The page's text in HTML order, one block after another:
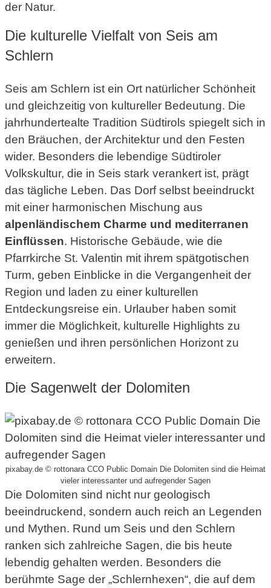
der Natur.
Die kulturelle Vielfalt von Seis am
Schlern
Seis am Schlern ist ein Ort natürlicher Schönheit
und gleichzeitig von kultureller Bedeutung. Die
jahrhundertealte Tradition Südtirols spiegelt sich in
den Bräuchen, der Architektur und den Festen
wider. Besonders die lebendige Südtiroler
Volkskultur, die in Seis stark verankert ist, prägt
das tägliche Leben. Das Dorf selbst beeindruckt
mit einer harmonischen Mischung aus
alpenländischem Charme und mediterranen
Einflüssen. Historische Gebäude, wie die
Pfarrkirche St. Valentin mit ihrem spätgotischen
Turm, geben Einblicke in die Vergangenheit der
Region und laden zu einer kulturellen
Entdeckungsreise ein. Urlauber haben somit
immer die Möglichkeit, kulturelle Highlights zu
genießen und ihren persönlichen Horizont zu
erweitern.
Die Sagenwelt der Dolomiten
pixabay.de © rottonara CCO Public Domain Die Dolomiten sind die Heimat
vieler interessanter und aufregender Sagen
Die Dolomiten sind nicht nur geologisch
beeindruckend, sondern auch reich an Legenden
und Mythen. Rund um Seis und den Schlern
ranken sich zahlreiche Sagen, die bis heute
lebendig gehalten werden. Besonders die
berühmte Sage der „Schlernhexen“, die auf dem